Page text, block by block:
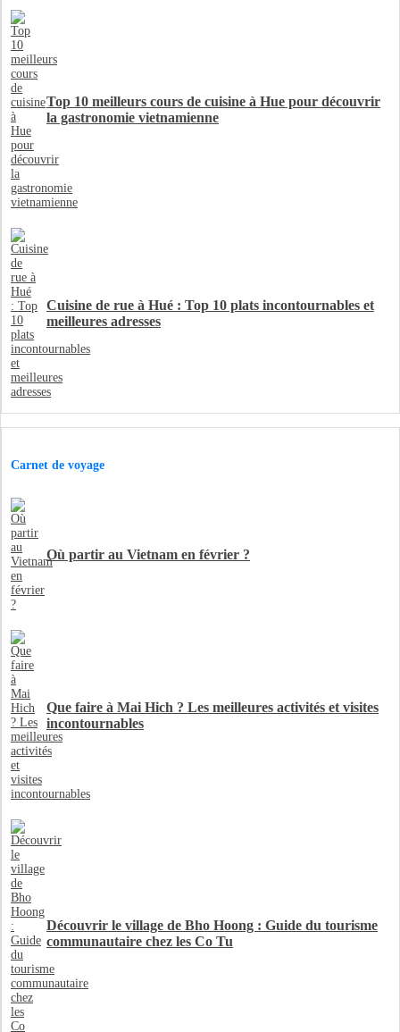
Top 10 meilleurs cours de cuisine à Hue pour découvrir
la gastronomie vietnamienne
Cuisine de rue à Hué : Top 10 plats incontournables et
meilleures adresses
Carnet de voyage
Où partir au Vietnam en février ?
Que faire à Mai Hich ? Les meilleures activités et visites
incontournables
Découvrir le village de Bho Hoong : Guide du tourisme
communautaire chez les Co Tu